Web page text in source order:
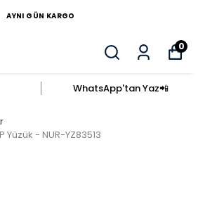
AYNI GÜN KARGO
0
WhatsApp'tan Yaz​📲​
Yüzük - NUR-YZ83513